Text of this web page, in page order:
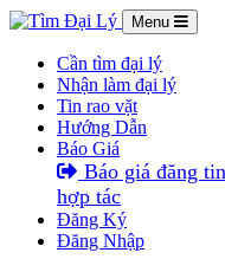
Menu
Cần tìm đại lý
Nhận làm đại lý
Tin rao vặt
Hướng Dẫn
Báo Giá
Báo giá đăng tin
hợp tác
Đăng Ký
Đăng Nhập